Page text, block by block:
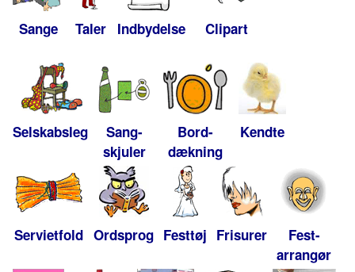
Sange Taler Indbydelse Clipart
Selskabsleg
Sang-
skjuler
Bord-
dækning
Kendte
Servietfold Ordsprog Festtøj Frisurer
Fest-
arrangør